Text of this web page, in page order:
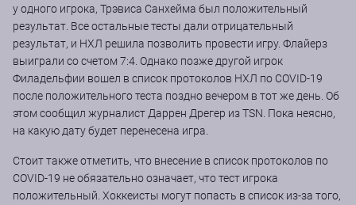
у одного игрока, Трэвиса Санхейма был положительный
результат. Все остальные тесты дали отрицательный
результат, и НХЛ решила позволить провести игру. Флайерз
выиграли со счетом 7:4. Однако позже другой игрок
Филадельфии вошел в список протоколов НХЛ по COVID-19
после положительного теста поздно вечером в тот же день. Об
этом сообщил журналист Даррен Дрегер из TSN. Пока неясно,
на какую дату будет перенесена игра.
Стоит также отметить, что внесение в список протоколов по
COVID-19 не обязательно означает, что тест игрока
положительный. Хоккеисты могут попасть в список из-за того,